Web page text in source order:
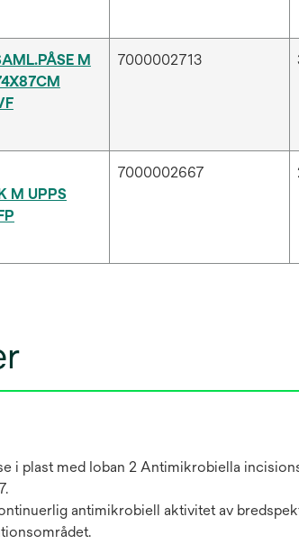
M
7000002713
M UPPS
7000002667
i plast med Ioban 2 Antimikrobiella
antimikrobiell aktivitet av